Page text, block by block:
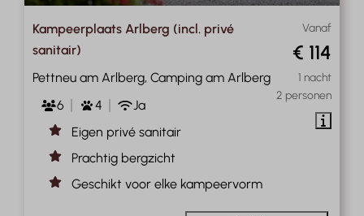
Vanaf
€ 114
1 nacht
2 personen
Kampeerplaats Arlberg (incl. privé
sanitair)
Pettneu am Arlberg, Camping am Arlberg
6
4
Ja
Eigen privé sanitair
Prachtig bergzicht
Geschikt voor elke kampeervorm